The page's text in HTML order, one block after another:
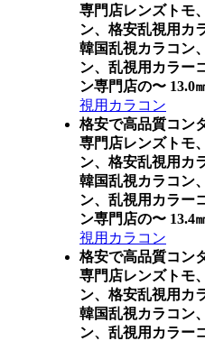
専門店レンズトモ
ン、格安乱視用カ
韓国乱視カラコン
ン、乱視用カラー
ン専門店の〜 13.0
視用カラコン
格安で高品質コン
専門店レンズトモ
ン、格安乱視用カ
韓国乱視カラコン
ン、乱視用カラー
ン専門店の〜 13.4
視用カラコン
格安で高品質コン
専門店レンズトモ
ン、格安乱視用カ
韓国乱視カラコン
ン、乱視用カラー